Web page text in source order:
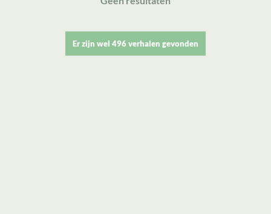
Er zijn wel 496 verhalen gevonden